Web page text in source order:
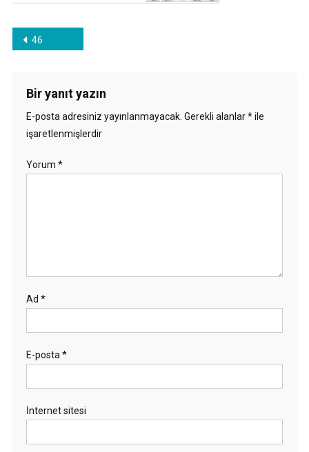
Yazı
46
Bir yanıt yazın
E-posta adresiniz yayınlanmayacak. Gerekli alanlar*ile
işaretlenmişlerdir
Yorum *
Ad *
E-posta *
İnternet sitesi